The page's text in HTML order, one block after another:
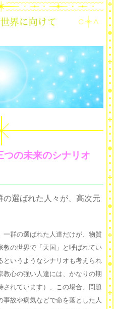
つの未来のシナリオ
選ばれた人々が、高次元
群の選ばれた人達だけが、物質
教の世界で「天国」と呼ばれてい
というようなシナリオも考えられ
教心の強い人達には、かなりの期
れています）、この場合、問題
故や病気などで命を落とした人